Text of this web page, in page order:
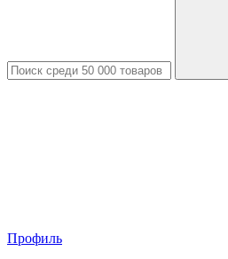
Профиль